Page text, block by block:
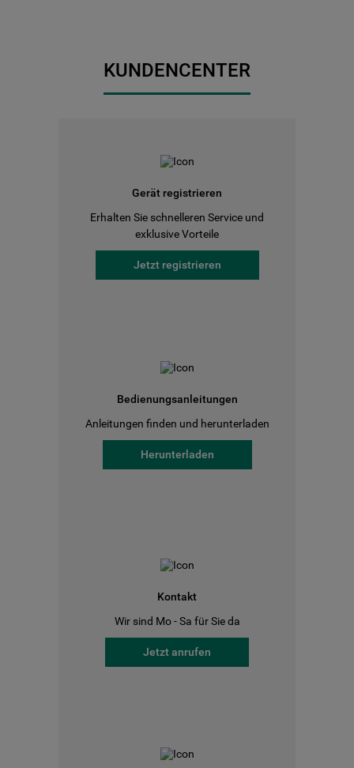
KUNDENCENTER
Gerät registrieren
Erhalten Sie schnelleren Service und
exklusive Vorteile
Jetzt registrieren
Bedienungsanleitungen
Anleitungen finden und herunterladen
Herunterladen
Kontakt
Wir sind Mo - Sa für Sie da
Jetzt anrufen